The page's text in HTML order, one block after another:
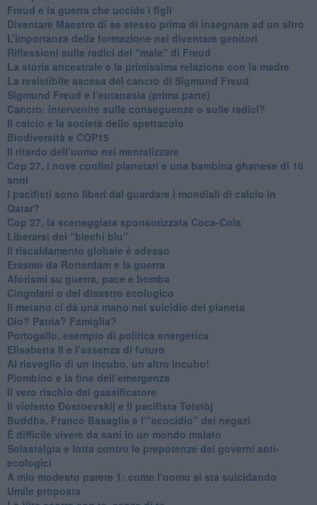
​Freud e la guerra che uccide i figli
​Diventare Maestro di se stesso prima di insegnare ad un altro
L’importanza della formazione nel diventare genitori
Riflessioni sulle radici del “male” di Freud
​La storia ancestrale e la primissima relazione con la madre
​La resistibile ascesa del cancro di Sigmund Freud
Sigmund Freud e l’eutanasia (prima parte)
Cancro: intervenire sulle conseguenze o sulle radici?
​Il calcio e la società dello spettacolo
Biodiversità e COP15
​Il ritardo dell’uomo nel mentalizzare
​Cop 27, i nove confini planetari e una bambina ghanese di 10
anni
​I pacifisti sono liberi dal guardare i mondiali di calcio in
Qatar?
​Cop 27, la sceneggiata sponsorizzata Coca-Cola
​Liberarsi dei “biechi blu”
Il riscaldamento globale è adesso
​Erasmo da Rotterdam e la guerra
​Aforismi su guerra, pace e bomba
Cingolani o del disastro ecologico
​Il metano ci dà una mano nel suicidio del pianeta
​Dio? Patria? Famiglia?
Portogallo, esempio di politica energetica
​Elisabetta II e l’assenza di futuro
Al risveglio di un incubo, un altro incubo!
​Piombino e la fine dell’emergenza
​Il vero rischio del gassificatore
​Il violento Dostoevskij e il pacifista Tolstòj
​Buddha, Franco Basaglia e l’”ecocidio” dei negazi
​È difficile vivere da sani in un mondo malato
Solastalgia e lotta contro le prepotenze dei governi anti-
ecologici
​A mio modesto parere 1: come l’uomo si sta suicidando
​Umile proposta